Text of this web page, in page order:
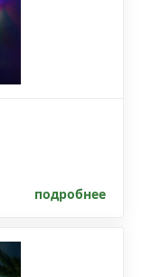
подробнее